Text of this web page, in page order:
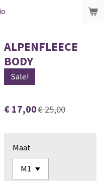
ALPENFLEECE
BODY
Sale!
€ 17,00€ 25,00
Maat